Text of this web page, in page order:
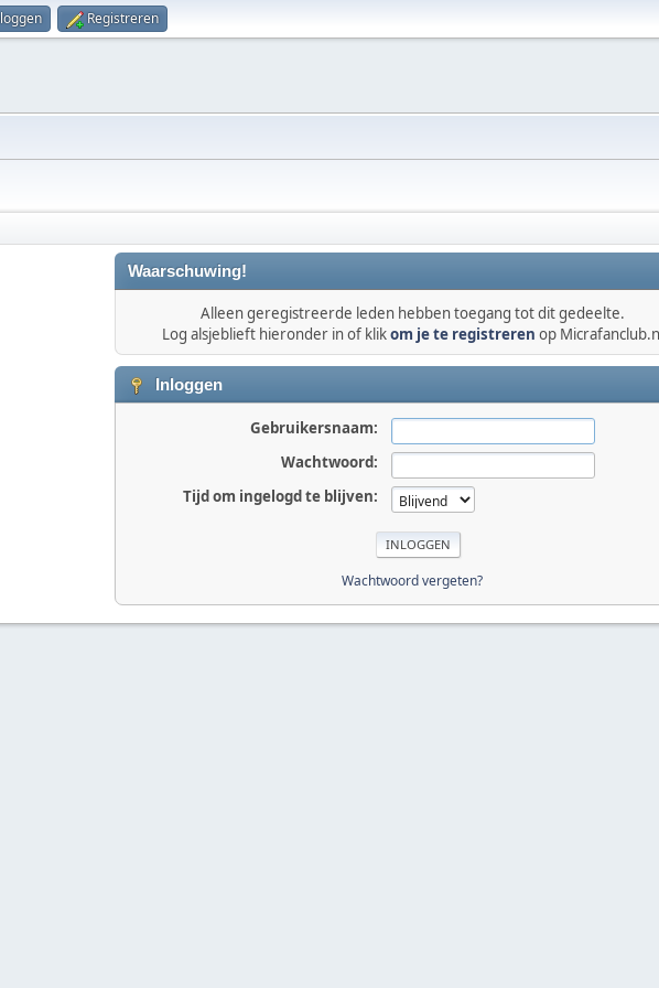
Registreren
Waarschuwing!
Alleen geregistreerde leden hebben toegang tot dit gedeelte.
Log alsjeblieft hieronder in of klikom je te registreren op
Inloggen
Gebruikersnaam:
Wachtwoord:
Tijd om ingelogd te blijven:
Wachtwoord vergeten?